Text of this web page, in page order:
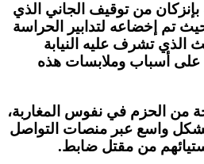
من توقيف الجاني الذي
تم إخضاعه لتدابير الحراسة
الذي تشرف عليه النيابة
على أسباب وملابسات هذه
من الحزم في نفوس المغاربة،
واسع عبر منصات التواصل
من مقتل ضابط.